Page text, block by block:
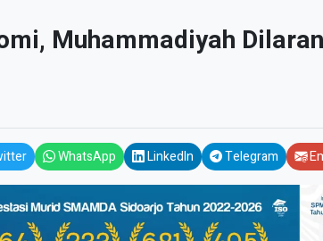
Muhammadiyah
WhatsApp LinkedIn Telegram